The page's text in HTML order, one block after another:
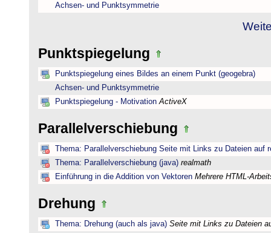
Achsen- und Punktsymmetrie
Punktspiegelung
Punktspiegelung eines Bildes an einem Punkt (geogebra)
Achsen- und Punktsymmetrie
Punktspiegelung - Motivation ActiveX
Parallelverschiebung
Thema: Parallelverschiebung Seite mit Links zu Dateien auf
Thema: Parallelverschiebung (java) realmath
Einführung in die Addition von Vektoren Mehrere HTML-
Drehung
Thema: Drehung (auch als java) Seite mit Links zu Dateien